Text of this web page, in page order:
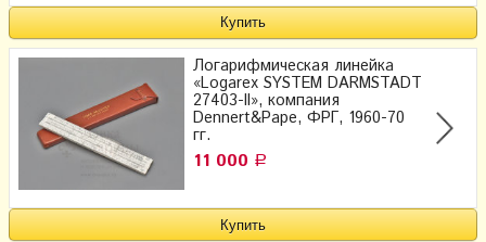
Логарифмическая линейка
«Logarex SYSTEM DARMSTADT
27403-II», компания
Dennert&Pape, ФРГ, 1960-70
гг.
11 000 Р